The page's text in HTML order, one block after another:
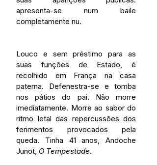
apresenta-se num baile
completamente nu.
Louco e sem préstimo para as
suas funções de Estado, é
recolhido em França na casa
paterna. Defenestra-se e tomba
nos pátios do pai. Não morre
imediatamente. Morre ao sabor do
ritmo letal das repercussões dos
ferimentos provocados pela
queda. Tinha 41 anos, Andoche
Junot, O Tempestade.